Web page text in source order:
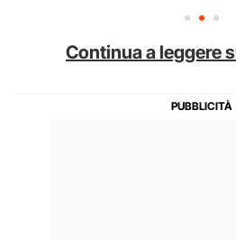
Continua a leggere